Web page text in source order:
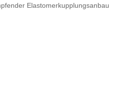
Elastomerkupplungsanbau